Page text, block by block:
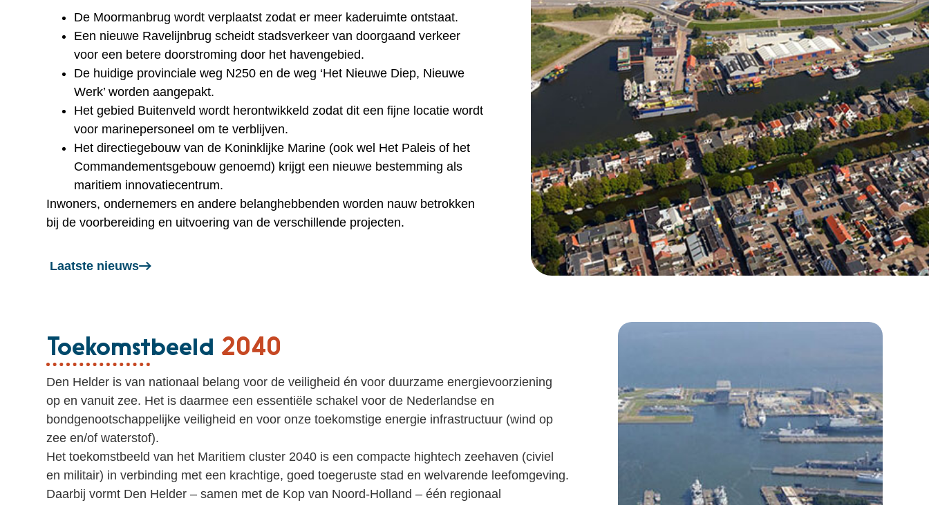
De Moormanbrug wordt verplaatst zodat er meer kaderuimte ontstaat.
Een nieuwe Ravelijnbrug scheidt stadsverkeer van doorgaand verkeer
voor een betere doorstroming door het havengebied.
De huidige provinciale weg N250 en de weg ‘Het Nieuwe Diep, Nieuwe
Werk’ worden aangepakt.
Het gebied Buitenveld wordt herontwikkeld zodat dit een fijne locatie wordt
voor marinepersoneel om te verblijven.
Het directiegebouw van de Koninklijke Marine (ook wel Het Paleis of het
Commandementsgebouw genoemd) krijgt een nieuwe bestemming als
maritiem innovatiecentrum.
Inwoners, ondernemers en andere belanghebbenden worden nauw betrokken
bij de voorbereiding en uitvoering van de verschillende projecten.
Laatste nieuws
Toekomstbeeld 2040
Den Helder is van nationaal belang voor de veiligheid én voor duurzame energievoorziening
op en vanuit zee. Het is daarmee een essentiële schakel voor de Nederlandse en
bondgenootschappelijke veiligheid en voor onze toekomstige energie infrastructuur (wind op
zee en/of waterstof).
Het toekomstbeeld van het Maritiem cluster 2040 is een compacte hightech zeehaven (civiel
en militair) in verbinding met een krachtige, goed toegeruste stad en welvarende leefomgeving.
Daarbij vormt Den Helder – samen met de Kop van Noord-Holland – één regionaal